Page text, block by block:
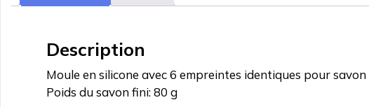
Description
Moule en silicone avec 6 empreintes identiques pour savon
Poids du savon fini: 80 g